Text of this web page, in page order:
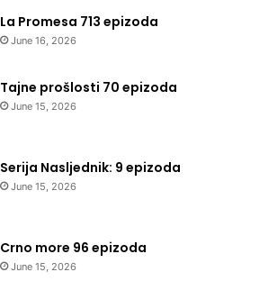
La Promesa 713 epizoda
June 16, 2026
Tajne prošlosti 70 epizoda
June 15, 2026
Serija Nasljednik: 9 epizoda
June 15, 2026
Crno more 96 epizoda
June 15, 2026